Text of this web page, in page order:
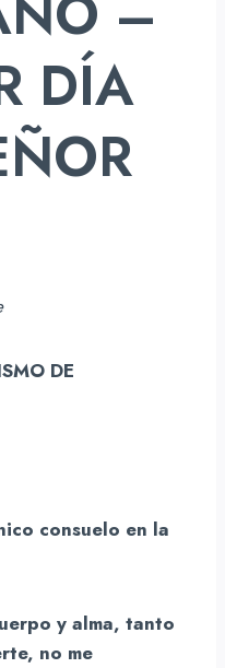
DÍA
DE
consuelo en la
y alma, tanto
no me